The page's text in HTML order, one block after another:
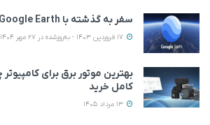
سفر به گذشته با Google Earth
بهترین موتور برق برای
کامل خرید